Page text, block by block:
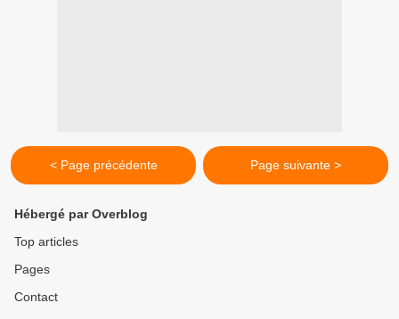
< Page précédente Page suivante >
Hébergé par Overblog
Top articles
Pages
Contact